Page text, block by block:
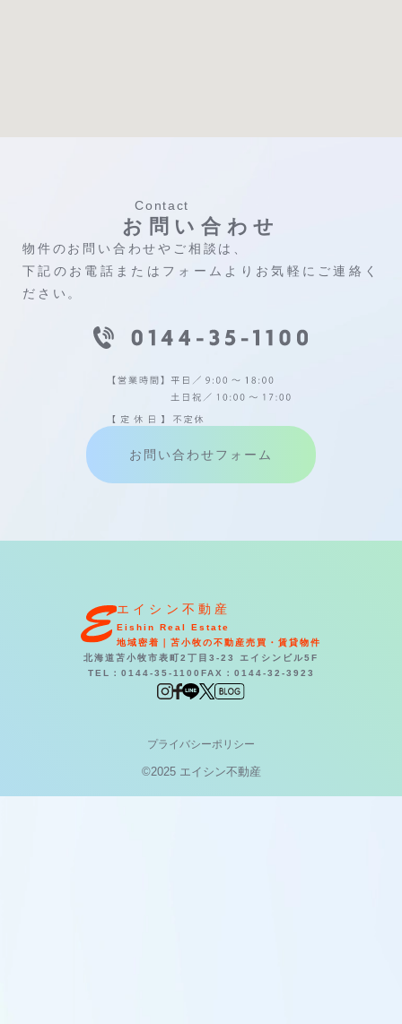
Contact
お問い合わせ
物件のお問い合わせやご相談は、
下記のお電話またはフォームよりお気軽にご連絡く
ださい。
お問い合わせフォーム
エイシン不動産
Eishin Real Estate
地域密着｜苫小牧の不動産売買・賃貸物件
北海道苫小牧市表町2丁目3-23 エイシンビル5F
TEL：0144-35-1100 FAX：0144-32-3923
プライバシーポリシー
©2025 エイシン不動産